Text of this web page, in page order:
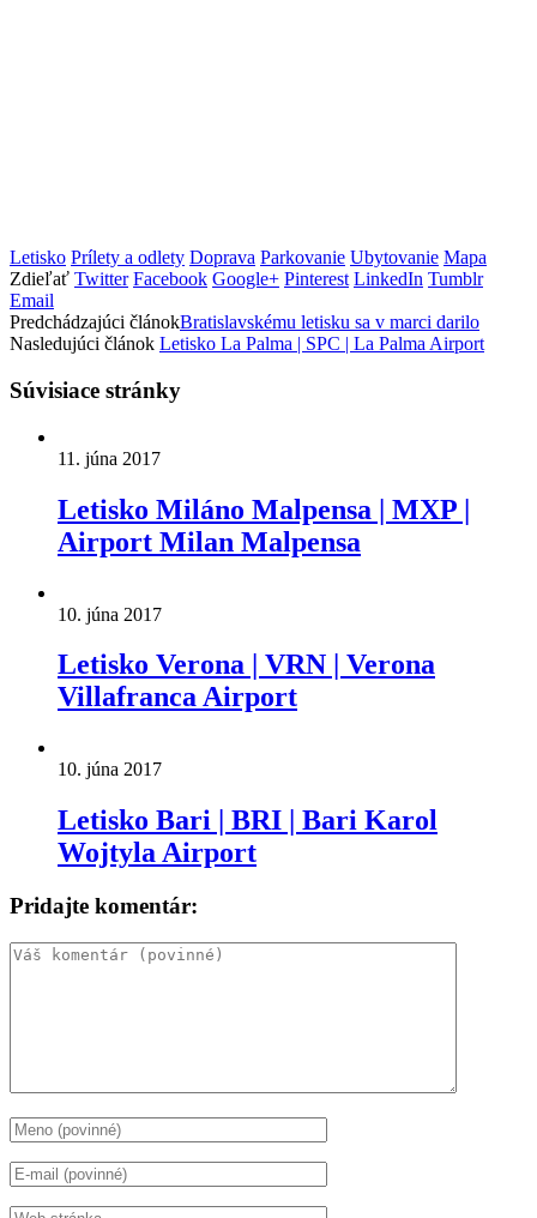
Letisko Prílety a odlety Doprava Parkovanie Ubytovanie Mapa
Zdieľať Twitter Facebook Google+ Pinterest LinkedIn Tumblr
Email
Predchádzajúci článokBratislavskému letisku sa v marci darilo
Nasledujúci článok Letisko La Palma | SPC | La Palma Airport
Súvisiace stránky
11. júna 2017
Letisko Miláno Malpensa | MXP |
Airport Milan Malpensa
10. júna 2017
Letisko Verona | VRN | Verona
Villafranca Airport
10. júna 2017
Letisko Bari | BRI | Bari Karol
Wojtyla Airport
Pridajte komentár: